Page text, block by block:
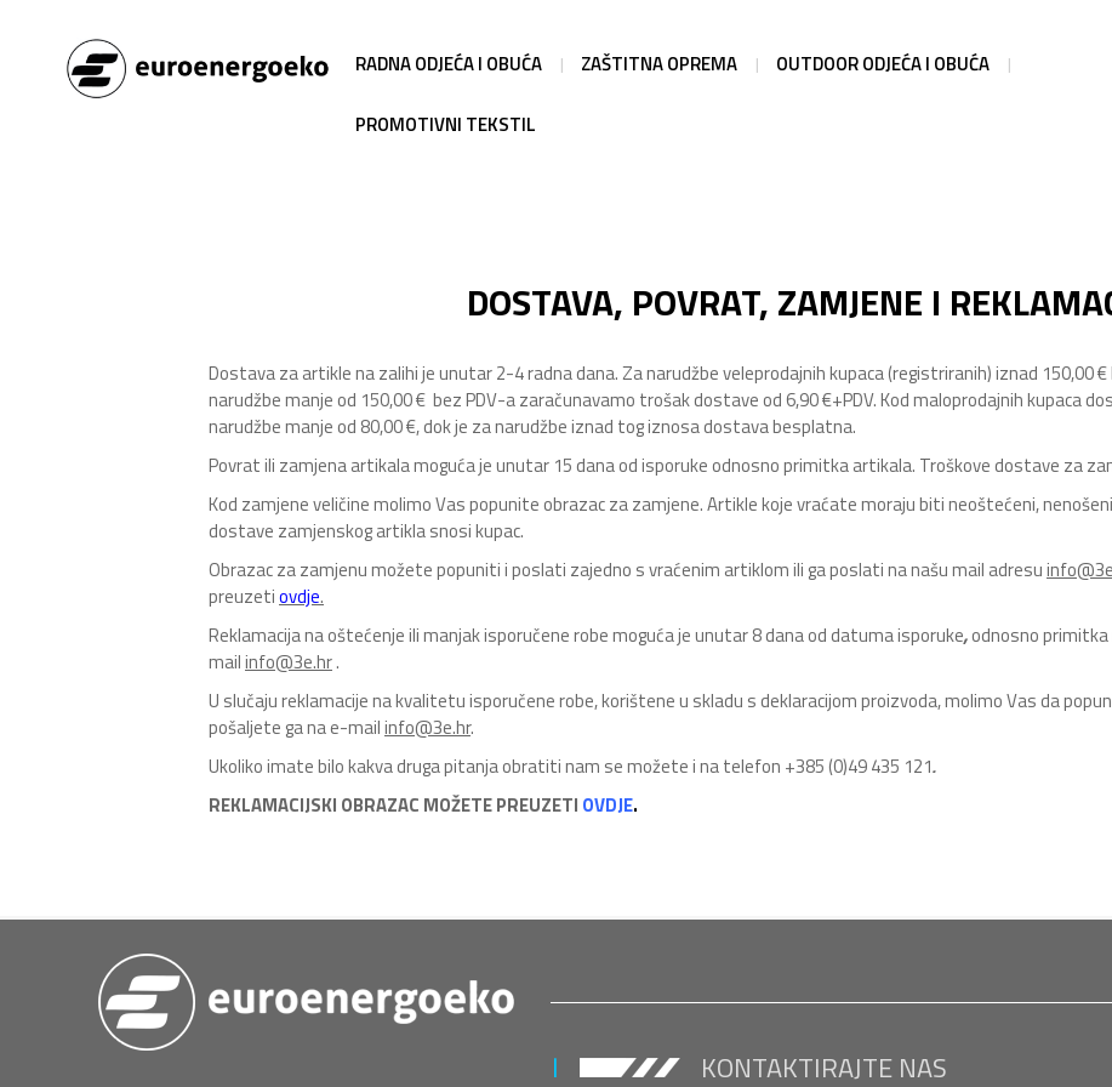
RADNA ODJEĆA I OBUĆA ZAŠTITNA OPREMA OUTDOOR ODJEĆA I OBUĆA
PROMOTIVNI TEKSTIL
DOSTAVA, POVRAT, ZAMJENE I
Dostava za artikle na zalihi je unutar 2-4 radna dana. Za narudžbe veleprodajnih kupaca (registriranih) iznad 150,00
narudžbe manje od 150,00 € bez PDV-a zaračunavamo trošak dostave od 6,90 €+PDV. Kod maloprodajnih kupaca
narudžbe manje od 80,00 €, dok je za narudžbe iznad tog iznosa dostava besplatna.
Povrat ili zamjena artikala moguća je unutar 15 dana od isporuke odnosno primitka artikala. Troškove dostave za
Kod zamjene veličine molimo Vas popunite obrazac za zamjene. Artikle koje vraćate moraju biti neoštećeni,
dostave zamjenskog artikla snosi kupac.
Obrazac za zamjenu možete popuniti i poslati zajedno s vraćenim artiklom ili ga poslati na našu mail adresu
preuzetiovdje.
Reklamacija na oštećenje ili manjak isporučene robe moguća je unutar 8 dana od datuma isporuke,odnosno
mailinfo@3e.hr.
U slučaju reklamacije na kvalitetu isporučene robe, korištene u skladu s deklaracijom proizvoda, molimo Vas da
pošaljete ga na e-mailinfo@3e.hr.
Ukoliko imate bilo kakva druga pitanja obratiti nam se možete i na telefon +385 (0)49 435 121.
REKLAMACIJSKI OBRAZAC MOŽETE PREUZETI OVDJE.
KONTAKTIRAJTE NAS